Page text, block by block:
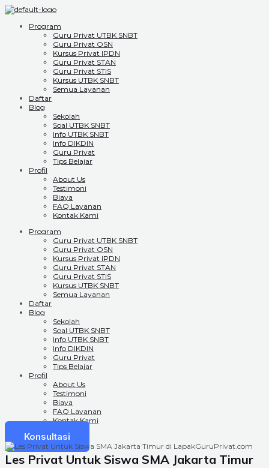
Program
Guru Privat UTBK SNBT
Guru Privat OSN
Kursus Privat IPDN
Guru Privat STAN
Guru Privat STIS
Kursus UTBK SNBT
Semua Layanan
Daftar
Blog
Sekolah
Soal UTBK SNBT
Info UTBK SNBT
Info DIKDIN
Guru Privat
Tips Belajar
Profil
About Us
Testimoni
Biaya
FAQ Layanan
Kontak Kami
Program
Guru Privat UTBK SNBT
Guru Privat OSN
Kursus Privat IPDN
Guru Privat STAN
Guru Privat STIS
Kursus UTBK SNBT
Semua Layanan
Daftar
Blog
Sekolah
Soal UTBK SNBT
Info UTBK SNBT
Info DIKDIN
Guru Privat
Tips Belajar
Profil
About Us
Testimoni
Biaya
FAQ Layanan
Kontak Kami
Konsultasi
Les Privat Untuk Siswa SMA Jakarta Timur